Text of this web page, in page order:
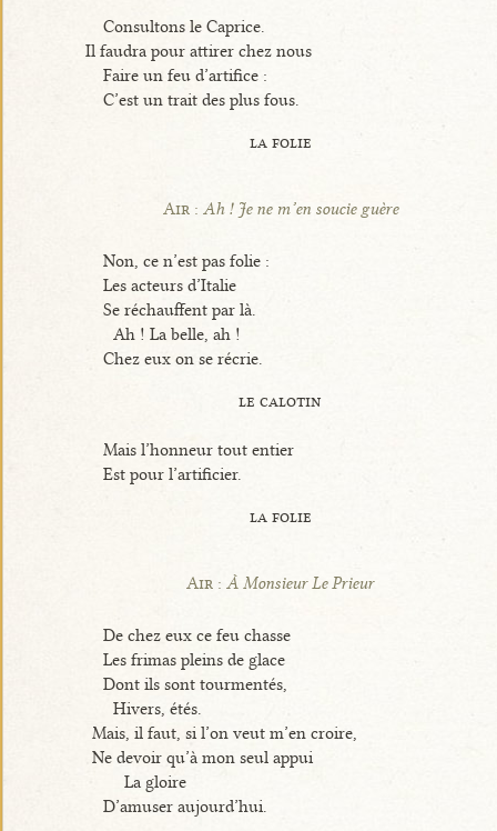
Consultons le Caprice.
Il faudra pour attirer chez nous
Faire un feu d’artifice :
C’est un trait des plus fous.
la folie
Air : Ah ! Je ne m’en soucie guère
Non, ce n’est pas folie :
Les acteurs d’Italie
Se réchauffent par là.
Ah ! La belle, ah !
Chez eux on se récrie.
le calotin
Mais l’honneur tout entier
Est pour l’artificier.
la folie
Air :À Monsieur Le Prieur
De chez eux ce feu chasse
Les frimas pleins de glace
Dont ils sont tourmentés,
Hivers, étés.
Mais, il faut, si l’on veut m’en croire,
Ne devoir qu’à mon seul appui
La gloire
D’amuser aujourd’hui.